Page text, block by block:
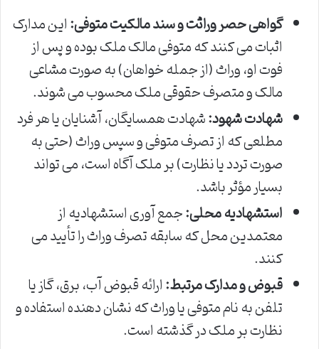
گواهی حصر وراثت و سند مالکیت متوفی:این مدارک
اثبات می کنند که متوفی مالک ملک بوده و پس از
فوت او، وراث (از جمله خواهان) به صورت مشاعی
مالک و متصرف حقوقی ملک محسوب می شوند.
شهادت شهود:شهادت همسایگان، آشنایان یا هر فرد
مطلعی که از تصرف متوفی و سپس وراث (حتی به
صورت تردد یا نظارت) بر ملک آگاه است، می تواند
بسیار مؤثر باشد.
استشهادیه محلی:جمع آوری استشهادیه از
معتمدین محل که سابقه تصرف وراث را تأیید می
کنند.
قبوض و مدارک مرتبط:ارائه قبوض آب، برق، گاز یا
تلفن به نام متوفی یا وراث که نشان دهنده استفاده و
نظارت بر ملک در گذشته است.